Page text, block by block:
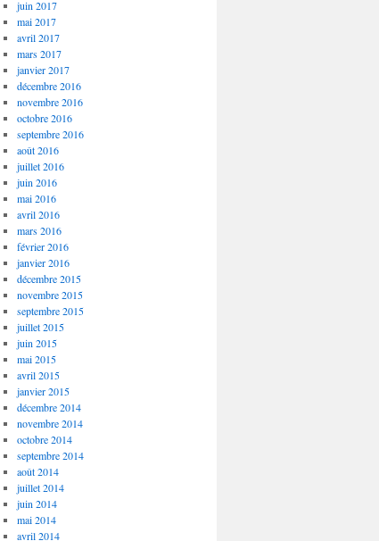
juin 2017
mai 2017
avril 2017
mars 2017
janvier 2017
décembre 2016
novembre 2016
octobre 2016
septembre 2016
août 2016
juillet 2016
juin 2016
mai 2016
avril 2016
mars 2016
février 2016
janvier 2016
décembre 2015
novembre 2015
septembre 2015
juillet 2015
juin 2015
mai 2015
avril 2015
janvier 2015
décembre 2014
novembre 2014
octobre 2014
septembre 2014
août 2014
juillet 2014
juin 2014
mai 2014
avril 2014